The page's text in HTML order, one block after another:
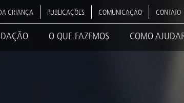
CRIANÇA PUBLICAÇÕES COMUNICAÇÃO CONTATO
O QUE FAZEMOS COMO